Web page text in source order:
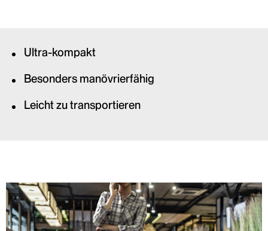
Ultra-kompakt
Besonders manövrierfähig
Leicht zu transportieren